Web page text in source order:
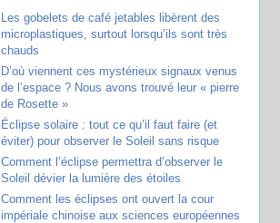
Les gobelets de café jetables libèrent des
microplastiques, surtout lorsqu’ils sont très
chauds
D’où viennent ces mystérieux signaux venus
de l’espace ? Nous avons trouvé leur « pierre
de Rosette »
Éclipse solaire : tout ce qu’il faut faire (et
éviter) pour observer le Soleil sans risque
Comment l’éclipse permettra d’observer le
Soleil dévier la lumière des étoiles
Comment les éclipses ont ouvert la cour
impériale chinoise aux sciences européennes